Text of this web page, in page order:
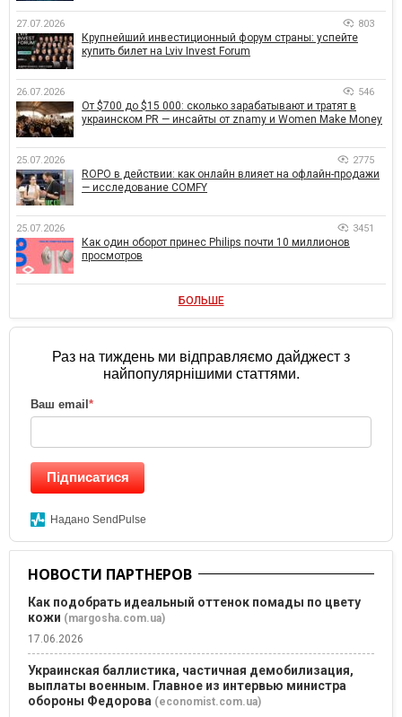
27.07.2026 803
Крупнейший инвестиционный форум страны: успейте
купить билет на Lviv Invest Forum
26.07.2026 546
От $700 до $15 000: сколько зарабатывают и тратят в
украинском PR — инсайты от znamy и Women Make Money
25.07.2026 2775
ROPO в действии: как онлайн влияет на офлайн-продажи
— исследование COMFY
25.07.2026 3451
Как один оборот принес Philips почти 10 миллионов
просмотров
БОЛЬШЕ
Раз на тиждень ми відправляємо дайджест з
найпопулярнішими статтями.
Ваш email*
Підписатися
Надано SendPulse
НОВОСТИ ПАРТНЕРОВ
Как подобрать идеальный оттенок помады по цвету
кожи (margosha.com.ua)
17.06.2026
Украинская баллистика, частичная демобилизация,
выплаты военным. Главное из интервью министра
обороны Федорова (economist.com.ua)